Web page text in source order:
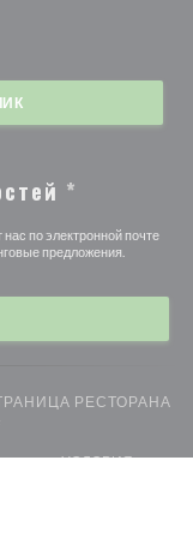
*
по электронной почте
предложения.
РЕСТОРАНА
((открывается в
УСЛОВИЯ